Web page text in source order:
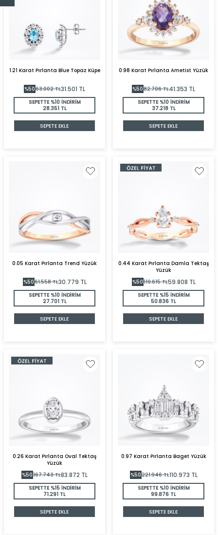
1.21 Karat Pırlanta Blue Topaz Küpe
%5063.002TL31.501 TL
SEPETTE %10 İNDİRİM
28.351 TL
SEPETE EKLE
0.98 Karat Pırlanta Ametist Yüzük
%5082.706TL41.353 TL
SEPETTE %10 İNDİRİM
37.218 TL
SEPETE EKLE
0.05 Karat Pırlanta Trend Yüzük
%5061.558TL30.779 TL
SEPETTE %10 İNDİRİM
27.701 TL
SEPETE EKLE
0.44 Karat Pırlanta Damla Tektaş
Yüzük
%50119.615TL59.808 TL
SEPETTE %15 İNDİRİM
50.836 TL
SEPETE EKLE
0.26 Karat Pırlanta Oval Tektaş
Yüzük
%50167.743TL83.872 TL
SEPETTE %15 İNDİRİM
71.291 TL
SEPETE EKLE
0.97 Karat Pırlanta Baget Yüzük
%50221.946TL110.973 TL
SEPETTE %10 İNDİRİM
99.876 TL
SEPETE EKLE